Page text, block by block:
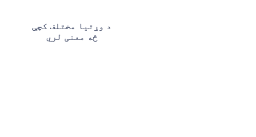
د وړتیا مختلف کچې
څه معنی لري